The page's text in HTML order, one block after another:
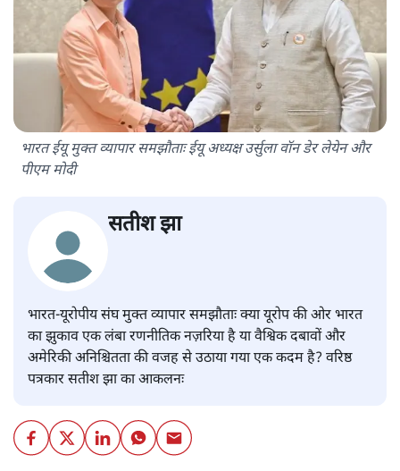
भारत ईयू मुक्त व्यापार समझौताः ईयू अध्यक्ष उर्सुला वॉन डेर लेयेन और
पीएम मोदी
सतीश झा
भारत-यूरोपीय संघ मुक्त व्यापार समझौताः क्या यूरोप की ओर भारत
का झुकाव एक लंबा रणनीतिक नज़रिया है या वैश्विक दबावों और
अमेरिकी अनिश्चितता की वजह से उठाया गया एक कदम है? वरिष्ठ
पत्रकार सतीश झा का आकलनः